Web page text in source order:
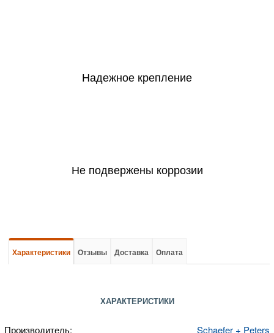
Надежное крепление
Не подвержены коррозии
Характеристики Отзывы Доставка Оплата
ХАРАКТЕРИСТИКИ
Производитель:
Schaefer + Peters